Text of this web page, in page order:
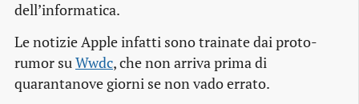
dell’informatica.
Le notizie Apple infatti sono trainate dai proto-
rumor suWwdc, che non arriva prima di
quarantanove giorni se non vado errato.